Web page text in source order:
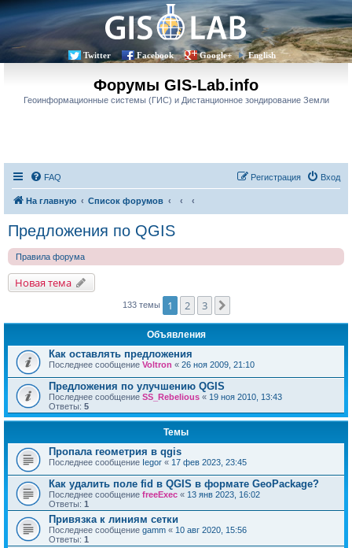
Twitter Facebook Google+ English
Форумы GIS-Lab.info
Геоинформационные системы (ГИС) и Дистанционное зондирование Земли
FAQ Вход
Регистрация
На главную Список форумов
Предложения по QGIS
Правила форума
Новая тема
133 темы 1 2 3
Объявления
Как оставлять предложения
Последнее сообщение Voltron « 26 ноя 2009, 21:10
Предложения по улучшению QGIS
Последнее сообщение SS_Rebelious « 19 ноя 2010, 13:43
Ответы: 5
Темы
Пропала геометрия в qgis
Последнее сообщение Iegor « 17 фев 2023, 23:45
Как удалить поле fid в QGIS в формате GeoPackage?
Последнее сообщение freeExec « 13 янв 2023, 16:02
Ответы: 1
Привязка к линиям сетки
Последнее сообщение gamm « 10 авг 2020, 15:56
Ответы: 1